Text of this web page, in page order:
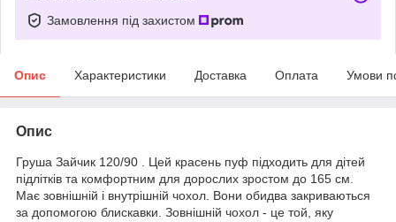
Замовлення під захистом
Опис Характеристики Доставка Оплата Умови
Опис
Груша Зайчик 120/90 . Цей красень пуф підходить для дітей
підлітків та комфортним для дорослих зростом до 165 см.
Має зовнішній і внутрішній чохол. Вони обидва закриваються
за допомогою блискавки. Зовнішній чохол - це той, яку